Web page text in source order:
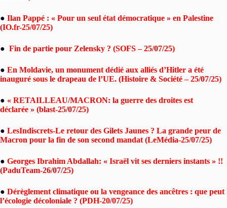
● Ilan Pappé : « Pour un seul état démocratique » en Palestine
(IO.fr-25/07/25)
● Fin de partie pour Zelensky ? (SOFS – 25/07/25)
● En Moldavie, un monument dédié aux alliés d’Hitler a été
inauguré sous le drapeau de l’UE. (Histoire & Société – 25/07/25)
● « RETAILLEAU/MACRON: la guerre des droites est
déclarée » (blast-25/07/25)
● LesIndiscrets-Le retour des Gilets Jaunes ? La grande peur de
Macron pour la fin de son second mandat (LeMédia-25/07/25)
● Georges Ibrahim Abdallah: « Israël vit ses derniers instants » !!
(PaduTeam-26/07/25)
● Dérèglement climatique ou la vengeance des ancêtres : que peut
l’écologie décoloniale ? (PDH-20/07/25)